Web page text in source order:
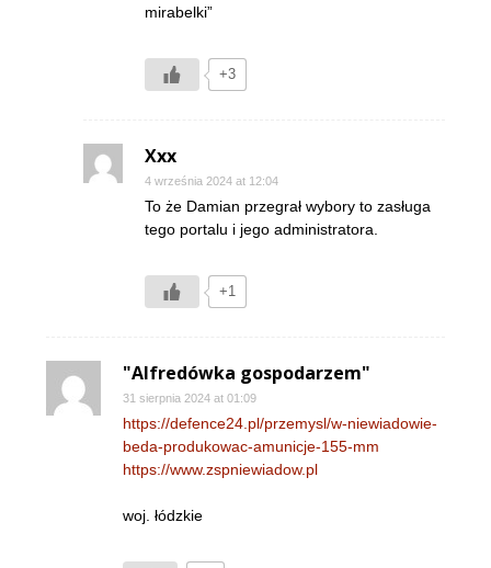
mirabelki”
+3
Xxx
4 września 2024 at 12:04
To że Damian przegrał wybory to zasługa
tego portalu i jego administratora.
+1
"Alfredówka gospodarzem"
31 sierpnia 2024 at 01:09
https://defence24.pl/przemysl/w-niewiadowie-
beda-produkowac-amunicje-155-mm
https://www.zspniewiadow.pl
woj. łódzkie